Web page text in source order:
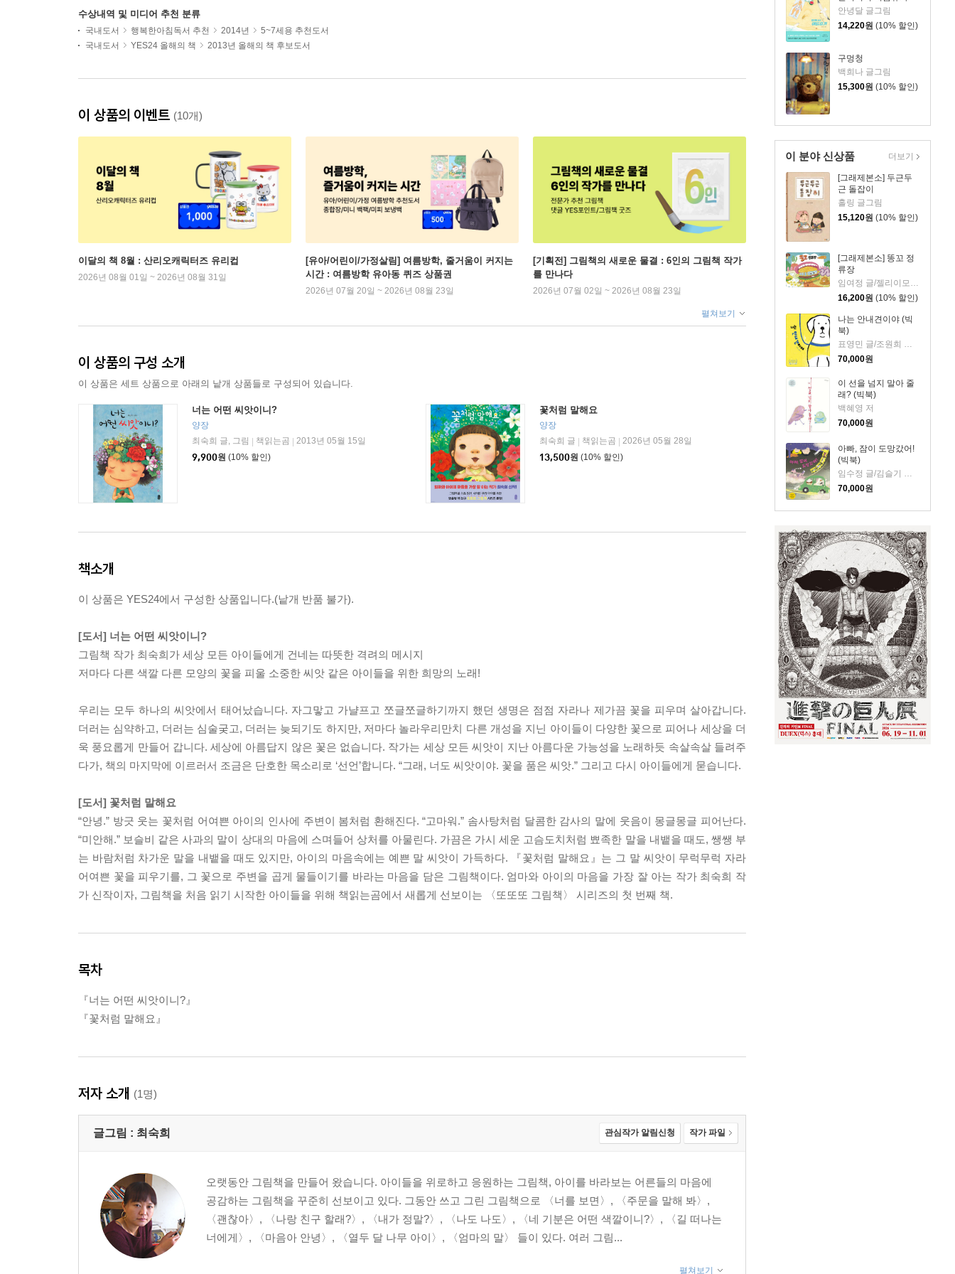
안녕달 글그림
14,220원 (10% 할인)
구멍청
백희나 글그림
15,300원 (10% 할인)
이 분야 신상품
[그래제본소] 두근두
근 돌잡이
홀링 글그림
15,120원 (10% 할인)
[그래제본소] 똥꼬 정
류장
16,200원 (10% 할인)
나는 안내견이야 (빅
북)
70,000원
이 선을 넘지 말아 줄
래? (빅북)
백혜영 저
70,000원
아빠, 잠이 도망갔어!
(빅북)
임수정 글/김슬기 그림
70,000원
더보기
수상내역 및 미디어 추천 분류
국내도서 행복한아침독서 추천 2014년
5~7세용 추천도서
국내도서
YES24 올해의 책 2013년 올해의 책 후보도서
이 상품의 이벤트 (10개)
이달의 책 8월 : 산리오캐릭터즈 유리컵
2026년 08월 01일 ~ 2026년 08월 31일
[유아/어린이/가정살림] 여름방학, 줄거움이 커지는
시간 : 여름방학 유아동 퀴즈 상품권
2026년 07월 20일 ~ 2026년 08월 23일
[기획전] 그림책의 새로운 물결 : 6인의 그림책 작가
를 만나다
2026년 07월 02일 ~ 2026년 08월 23일
펼쳐보기
이 상품의 구성 소개
이 상품은 세트 상품으로 아래의 낱개 상품들로 구성되어 있습니다.
너는 어떤 씨앗이니?
양장
최숙희 글, 그림
책읽는곰
2013년 05월 15일
9,900원 (10% 할인)
꽃처럼 말해요
양장
최숙희 글
책읽는곰
2026년 05월 28일
13,500원 (10% 할인)
책소개
이 상품은 YES24에서 구성한 상품입니다.(낱개 반품 불가).
[도서] 너는 어떤 씨앗이니?
그림책 작가 최숙희가 세상 모든 아이들에게 건네는 따뜻한 격려의 메시지
저마다 다른 색깔 다른 모양의 꽃을 피울 소중한 씨앗 같은 아이들을 위한 희망의 노래!
우리는 모두 하나의 씨앗에서 태어났습니다. 자그맣고 가냘프고 쪼글쪼글하기까지 했던 생명은 점점 자라나 제가끔 꽃을 피우며 살아갑니다.
더러는 심약하고, 더러는 심술궂고, 더러는 늦되기도 하지만, 저마다 놀라우리만치 다른 개성을 지닌 아이들이 다양한 꽃으로 피어나 세상을 더
욱 풍요롭게 만들어 갑니다. 세상에 아름답지 않은 꽃은 없습니다. 작가는 세상 모든 씨앗이 지난 아름다운 가능성을 노래하듯 속살속살 들려주
다가, 책의 마지막에 이르러서 조금은 단호한 목소리로 ‘선언’합니다. “그래, 너도 씨앗이야. 꽃을 품은 씨앗.” 그리고 다시 아이들에게 묻습니다.
[도서] 꽃처럼 말해요
“안녕.” 방긋 웃는 꽃처럼 어여쁜 아이의 인사에 주변이 봄처럼 환해진다. “고마워.” 솜사탕처럼 달콤한 감사의 말에 웃음이 몽글몽글 피어난다.
“미안해.” 보슬비 같은 사과의 말이 상대의 마음에 스며들어 상처를 아물린다. 가끔은 가시 세운 고슴도치처럼 뾰족한 말을 내뱉을 때도, 쌩쌩 부
는 바람처럼 차가운 말을 내뱉을 때도 있지만, 아이의 마음속에는 예쁜 말 씨앗이 가득하다. 『꽃처럼 말해요』는 그 말 씨앗이 무럭무럭 자라
어여쁜 꽃을 피우기를, 그 꽃으로 주변을 곱게 물들이기를 바라는 마음을 담은 그림책이다. 엄마와 아이의 마음을 가장 잘 아는 작가 최숙희 작
가 신작이자, 그림책을 처음 읽기 시작한 아이들을 위해 책읽는곰에서 새롭게 선보이는 〈또또또 그림책〉 시리즈의 첫 번째 책.
목차
『너는 어떤 씨앗이니?』
『꽃처럼 말해요』
저자 소개 (1명)
글그림 : 최숙희 관심작가 알림신청 작가 파일
오랫동안 그림책을 만들어 왔습니다. 아이들을 위로하고 응원하는 그림책, 아이를 바라보는 어른들의 마음에
공감하는 그림책을 꾸준히 선보이고 있다. 그동안 쓰고 그린 그림책으로 〈너를 보면〉, 〈주문을 말해 봐〉,
〈괜찮아〉, 〈나랑 친구 할래?〉, 〈내가 정말?〉, 〈나도 나도〉, 〈네 기분은 어떤 색깔이니?〉, 〈길 떠나는
너에게〉, 〈마음아 안녕〉, 〈열두 달 나무 아이〉, 〈엄마의 말〉 들이 있다. 여러 그림...
펼쳐보기